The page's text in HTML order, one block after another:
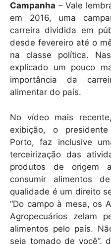
Campanha – Vale
em 2016, uma
carreira dividida em
desde fevereiro até o
na classe política.
explicado um pouco
importância da
alimentar do país.
No vídeo mais
exibição, o
Porto, faz inclusive
terceirização das
produtos de origem
consumir alimentos
qualidade é um direito
“Do campo à mesa, os
Agropecuários zelam
alimentos pelo país.
seja tomado de você”,